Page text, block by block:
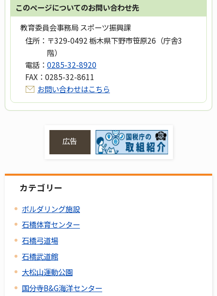
このページについてのお問い合わせ先
教育委員会事務局 スポーツ振興課
住所： 〒329-0492 栃木県下野市笹原26（庁舎3
階）
電話： 0285-32-8920
FAX： 0285-32-8611
お問い合わせはこちら
広告
カテゴリー
ボルダリング施設
石橋体育センター
石橋弓道場
石橋武道館
大松山運動公園
国分寺B&G海洋センター